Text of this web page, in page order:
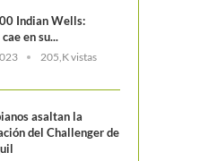
Indian Wells:
en su...
205,K vistas
asaltan la
del Challenger de